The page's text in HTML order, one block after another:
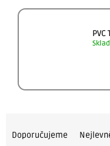
aDoporučujeme